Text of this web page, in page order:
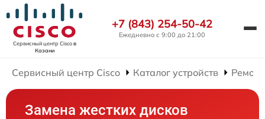
Сервисный центр Ciscoв
Казани
+7 (843) 254-50-42
Ежедневно с 9:00 до 21:00
Сервисный центр Cisco Каталог устройств
Замена жестких дисков